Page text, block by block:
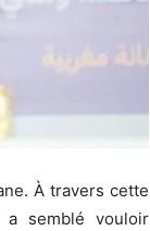
. À travers cette
a semblé vouloir